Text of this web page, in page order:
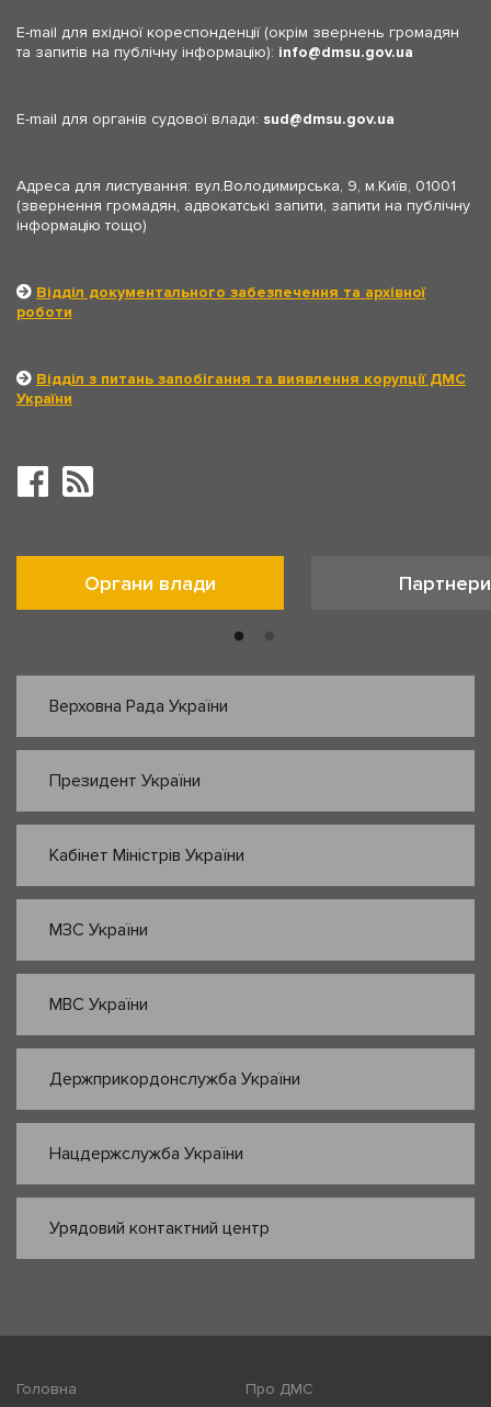
E-mail для вхідної кореспонденції (окрім звернень громадян
та запитів на публічну інформацію): info dmsu.gov.ua
E-mail для органів судової влади: sud dmsu.gov.ua
Адреса для листування: вул.Володимирська, 9, м.Київ, 01001
(звернення громадян, адвокатські запити, запити на публічну
інформацію тощо)
Відділ документального забезпечення та архівної
роботи
Відділ з питань запобігання та виявлення корупції ДМС
України
Органи влади Партнери
Верховна Рада України
Президент України
Кабінет Міністрів України
МЗС України
МВС України
Держприкордонслужба України
Нацдержслужба України
Урядовий контактний центр
Головна Про ДМС